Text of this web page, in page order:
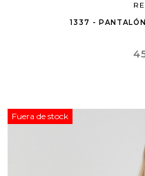
1337 -
Fuera de stock